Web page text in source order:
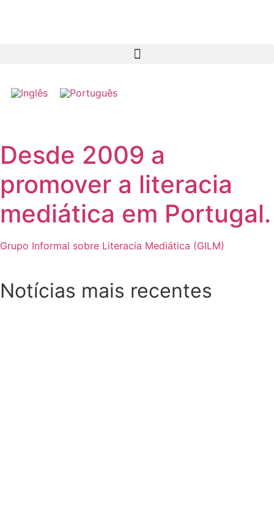
Desde 2009 a
promover a literacia
mediática em Portugal.
Grupo Informal sobre Literacia Mediática (GILM)
Notícias mais recentes